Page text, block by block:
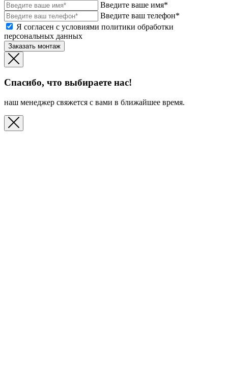
Введите ваше имя*
Введите ваш телефон*
Я согласен с условиями политики обработки
персональных данных
Заказать монтаж
Спасибо, что выбираете нас!
наш менеджер свяжется с вами в ближайшее время.